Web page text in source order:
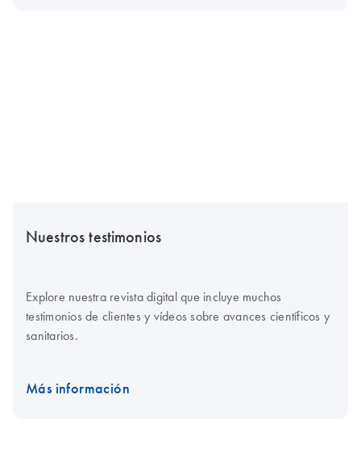
Nuestros testimonios
Explore nuestra revista digital que incluye muchos
testimonios de clientes y vídeos sobre avances científicos y
sanitarios.
Más información